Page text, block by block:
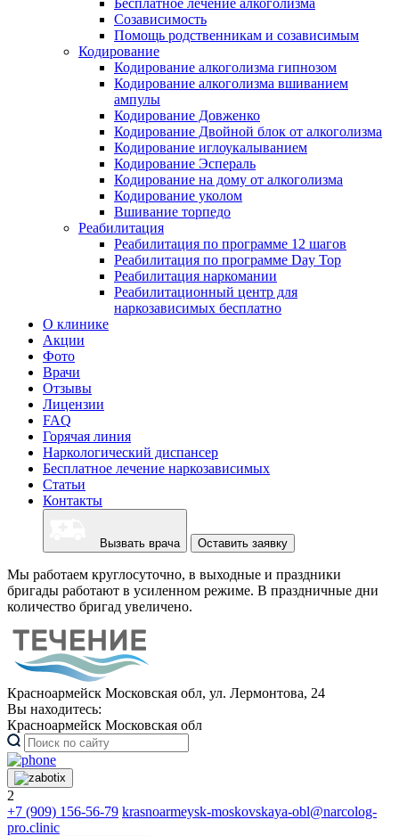
Бесплатное лечение алкоголизма
Созависимость
Помощь родственникам и созависимым
Кодирование
Кодирование алкоголизма гипнозом
Кодирование алкоголизма вшиванием
ампулы
Кодирование Довженко
Кодирование Двойной блок от алкоголизма
Кодирование иглоукалыванием
Кодирование Эспераль
Кодирование на дому от алкоголизма
Кодирование уколом
Вшивание торпедо
Реабилитация
Реабилитация по программе 12 шагов
Реабилитация по программе Day Top
Реабилитация наркомании
Реабилитационный центр для
наркозависимых бесплатно
О клинике
Акции
Фото
Врачи
Отзывы
Лицензии
FAQ
Горячая линия
Наркологический диспансер
Бесплатное лечение наркозависимых
Статьи
Контакты
Вызвать врача Оставить заявку
Мы работаем круглосуточно, в выходные и праздники
бригады работают в усиленном режиме. В праздничные дни
количество бригад увеличено.
Красноармейск Московская обл, ул. Лермонтова, 24
Вы находитесь:
Красноармейск Московская обл
2
+7 (909) 156-56-79 krasnoarmeysk-moskovskaya-obl@narcolog-
pro.clinic